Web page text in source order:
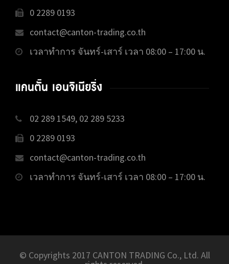
0 2289 0193
contact@canton-trading.co.th
เวลาทำการ จันทร์-เสาร์ เวลา 08:00 – 17:00 น.
แคนตั้น เอนจิเนียริ่ง
02 289 1549, 02 289 5233
0 2289 0193
contact@canton-trading.co.th
เวลาทำการ จันทร์-เสาร์ เวลา 08:00 – 17:00 น.
© Copyrights 2017 CANTON TRADING Co., Ltd. All